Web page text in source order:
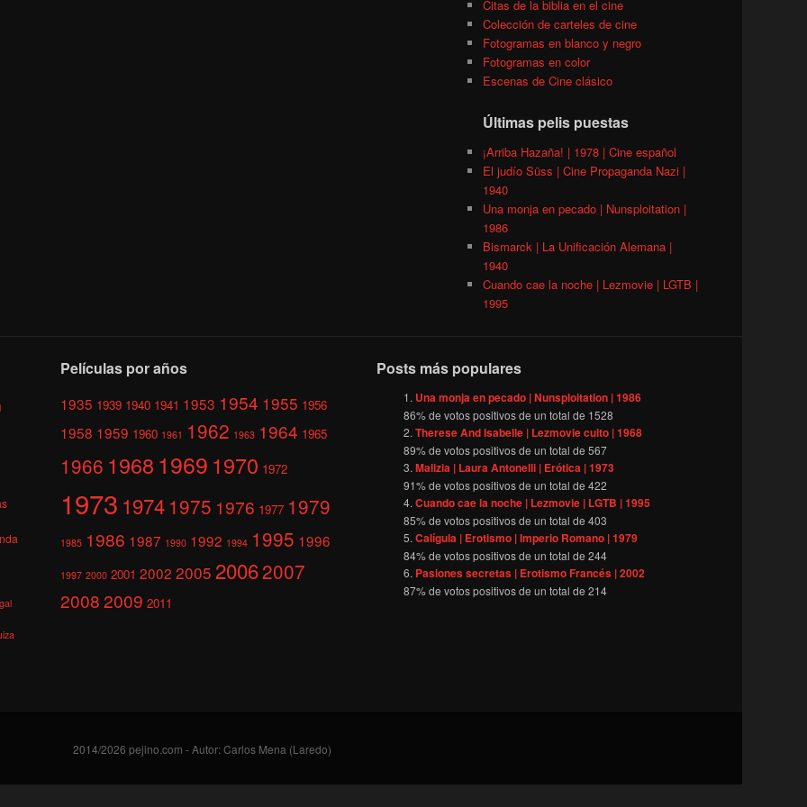
Citas de la biblia en el cine
Colección de carteles de cine
Fotogramas en blanco y negro
Fotogramas en color
Escenas de Cine clásico
Últimas pelis puestas
¡Arriba Hazaña! | 1978 | Cine español
El judío Süss | Cine Propaganda Nazi |
1940
Una monja en pecado | Nunsploitation |
1986
Bismarck | La Unificación Alemana |
1940
Cuando cae la noche | Lezmovie | LGTB |
1995
Películas por años
1935 1939 1940 1941 1953 1954 1955 1956
1958 1959 1960 1961 1962 1963 1964 1965
1966 1968 1969 1970 1972
1973 1974 1975 1976 1977 1979
1985 1986 1987 1990 1992 1994 1995 1996
1997 2000 2001 2002 2005 20062007
20082009 2011
Posts más populares
Una monja en pecado | Nunsploitation | 1986
86% de votos positivos de un total de 1528
Therese And Isabelle | Lezmovie culto | 1968
89% de votos positivos de un total de567
Malizia | Laura Antonelli | Erótica | 1973
91% de votos positivos de un total de422
Cuando cae la noche | Lezmovie | LGTB | 1995
85% de votos positivos de un total de403
Calígula | Erotismo | Imperio Romano | 1979
84% de votos positivos de un total de244
Pasiones secretas | Erotismo Francés | 2002
87% de votos positivos de un total de214
2014/2026 pejino.com - Autor: Carlos Mena (Laredo)